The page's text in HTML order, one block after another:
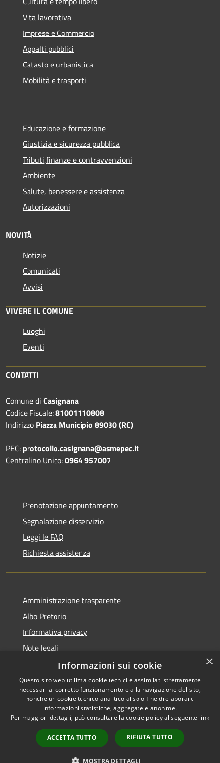
Vita lavorativa
Imprese e Commercio
Appalti pubblici
Catasto e urbanistica
Mobilità e trasporti
Educazione e formazione
Giustizia e sicurezza pubblica
Tributi,finanze e contravvenzioni
Ambiente
Salute, benessere e assistenza
Autorizzazioni
NOVITÀ
Notizie
Comunicati
Avvisi
VIVERE IL COMUNE
Luoghi
Eventi
CONTATTI
Comune di Casignana
Codice Fiscale:81001110808
Indirizzo Piazza Municipio 89030 (RC)
PEC: protocollo.casignana@asmepec.it
Centralino Unico:0964 957007
Prenotazione appuntamento
Segnalazione disservizio
Leggi le FAQ
Richiesta assistenza
Amministrazione trasparente
Albo Pretorio
Informativa privacy
Note legali
Dichiarazione di accessibilità
RSS
Accessibilità
Copyright © 2026 • Comune di
Municipium•
Accesso
redazione
×
Informazioni sui cookie
Questo sito web utilizza cookie tecnici e assimilati strettamente
necessari al corretto funzionamento e alla navigazione del sito,
nonché un cookie tecnico analitico al solo fine di elaborare
informazioni statistiche, aggregate e anonime.
Per maggiori dettagli, può consultare la cookie policy al seguente link
ACCETTA TUTTO RIFIUTA TUTTO
MOSTRA DETTAGLI